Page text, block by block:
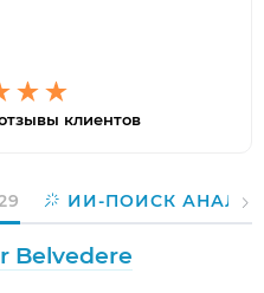
клиентов
ИИ-ПОИСК
Belvedere